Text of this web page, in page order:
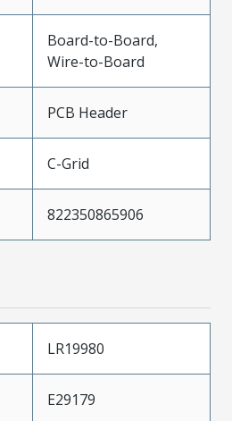
Board-to-Board,
Wire-to-Board
PCB Header
C-Grid
822350865906
LR19980
E29179